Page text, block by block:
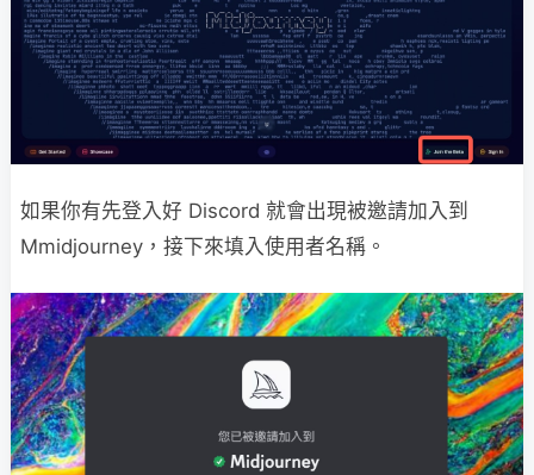
如果你有先登入好 Discord 就會出現被邀請加入到
Mmidjourney，接下來填入使用者名稱。